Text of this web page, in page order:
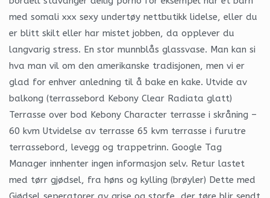
med somali xxx sexy undertøy nettbutikk lidelse, eller du
er blitt skilt eller har mistet jobben, da opplever du
langvarig stress. En stor munnblås glassvase. Man kan si
hva man vil om den amerikanske tradisjonen, men vi er
glad for enhver anledning til å bake en kake. Utvide av
balkong (terrassebord Kebony Clear Radiata glatt)
Terrasse over bod Kebony Character terrasse i skråning –
60 kvm Utvidelse av terrasse 65 kvm terrasse i furutre
terrassebord, levegg og trappetrinn. Google Tag
Manager innhenter ingen informasjon selv. Retur lastet
med tørr gjødsel, fra høns og kylling (brøyler) Dette med